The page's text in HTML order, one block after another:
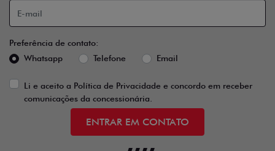
Preferência de contato:
Whatsapp
Telefone Email
Li e aceito a Política de Privacidade e concordo em receber
comunicações da concessionária.
ENTRAR EM CONTATO